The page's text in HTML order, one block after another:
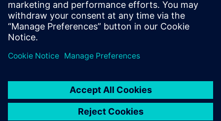
X Lifecycle Twin.
Докладніше